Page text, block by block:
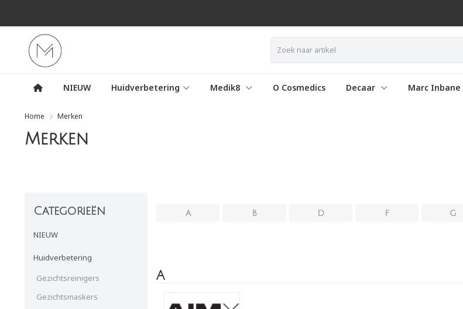
NIEUW Huidverbetering Medik8 O Cosmedics Decaar Marc Inbane
Home Merken
Merken
Categorieën
NIEUW
Huidverbetering
Gezichtsreinigers
Gezichtsmaskers
A B D F G
A